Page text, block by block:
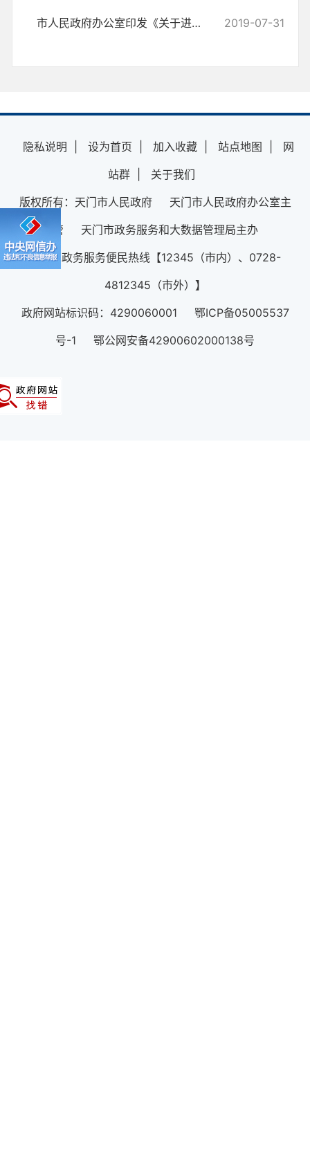
市人民政府办公室印发《关于进一步完善农村贫困人口基本医疗保障措施的... 2019-07-31
隐私说明 设为首页 加入收藏 站点地图
网
站群
关于我们
版权所有：天门市人民政府 天门市人民政府办公室主
管 天门市政务服务和大数据管理局主办
12345政务服务便民热线【12345（市内）、0728-
4812345（市外）】
政府网站标识码：4290060001 鄂ICP备05005537
号-1 鄂公网安备42900602000138号